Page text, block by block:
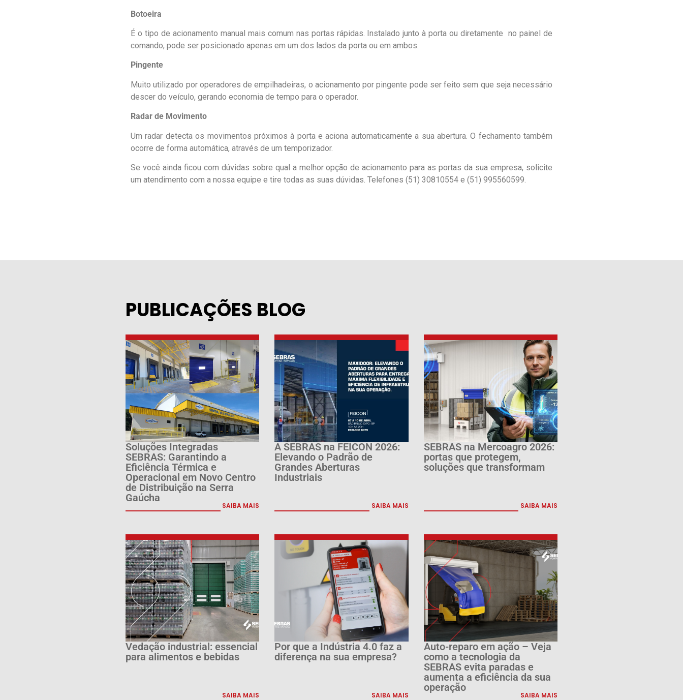
Botoeira
É o tipo de acionamento manual mais comum nas portas rápidas. Instalado junto à porta ou diretamente no painel de
comando, pode ser posicionado apenas em um dos lados da porta ou em ambos.
Pingente
Muito utilizado por operadores de empilhadeiras, o acionamento por pingente pode ser feito sem que seja necessário
descer do veículo, gerando economia de tempo para o operador.
Radar de Movimento
Um radar detecta os movimentos próximos à porta e aciona automaticamente a sua abertura. O fechamento também
ocorre de forma automática, através de um temporizador.
Se você ainda ficou com dúvidas sobre qual a melhor opção de acionamento para as portas da sua empresa, solicite
um atendimento com a nossa equipe e tire todas as suas dúvidas. Telefones (51) 30810554 e (51) 995560599.
PUBLICAÇÕES BLOG
Soluções Integradas
SEBRAS: Garantindo a
Eficiência Térmica e
Operacional em Novo Centro
de Distribuição na Serra
Gaúcha
SAIBA MAIS
A SEBRAS na FEICON 2026:
Elevando o Padrão de
Grandes Aberturas
Industriais
SAIBA MAIS
SEBRAS na Mercoagro 2026:
portas que protegem,
soluções que transformam
SAIBA MAIS
Vedação industrial: essencial
para alimentos e bebidas
SAIBA MAIS
Por que a Indústria 4.0 faz a
diferença na sua empresa?
SAIBA MAIS
Auto-reparo em ação – Veja
como a tecnologia da
SEBRAS evita paradas e
aumenta a eficiência da sua
operação
SAIBA MAIS